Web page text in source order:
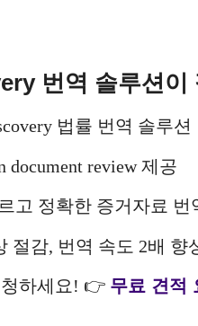
번역 솔루션이
법률 번역 솔루션
document review 제공
고 정확한 증거자료 번
절감, 번역 속도 2배 향
청하세요! 👉 무료 견적